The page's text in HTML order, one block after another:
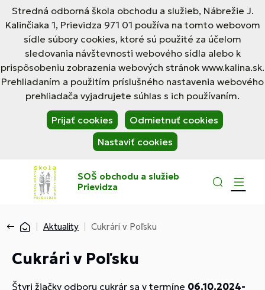
Stredná odborná škola obchodu a služieb, Nábrežie J.
Kalinčiaka 1, Prievidza 971 01 používa na tomto webovom
sídle súbory cookies, ktoré sú použité za účelom
sledovania návštevnosti webového sídla alebo k
prispôsobeniu zobrazenia webových stránok www.kalina.sk.
Prehliadaním a použitím príslušného nastavenia webového
prehliadača vyjadrujete súhlas s ich používaním.
Prijať cookies
Odmietnuť cookies
Nastaviť cookies
SOŠ obchodu a služieb
Prievidza
Aktuality Cukrári v Poľsku
Cukrári v Poľsku
Štyri žiačky odboru cukrár sa v termíne 06.10.2024-